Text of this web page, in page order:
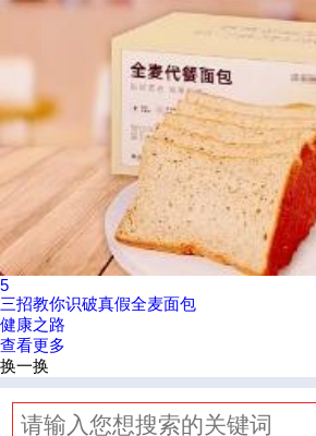
5
三招教你识破真假全麦面包
健康之路
查看更多
换一换